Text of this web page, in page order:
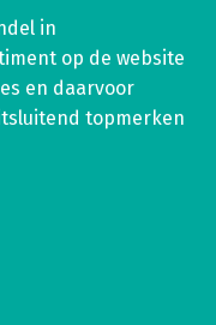
in
op de website
en daarvoor
topmerken